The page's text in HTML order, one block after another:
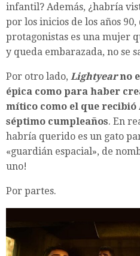
infantil? Además, ¿habría
por los inicios de los años
protagonistas es una mujer
y queda embarazada, no se
Por otro lado, Lightyearno
épica como para haber
mítico como el que recibió
séptimo cumpleaños. En
habría querido es un gato
«guardián espacial», de
uno!
Por partes.